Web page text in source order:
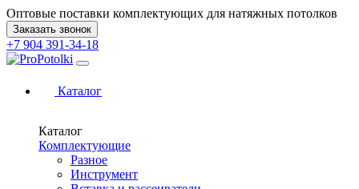
Оптовые поставки комплектующих для натяжных потолков
Заказать звонок
+7 904 391-34-18
Каталог
Каталог
Комплектующие
Разное
Инструмент